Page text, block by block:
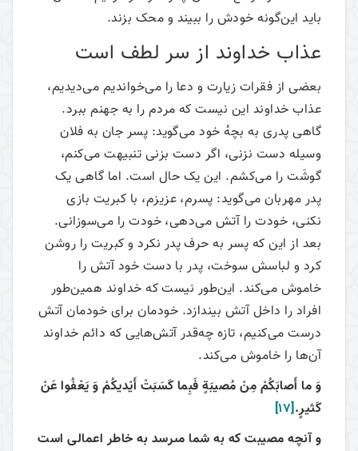
باید این‌گونه خودش را ببیند و محک بزند.
عذاب خداوند از سر لطف است
بعضی از فقرات زیارت و دعا را می‌خواندیم می‌دیدیم،
عذاب خداوند این نیست که مردم را به جهنم ببرد.
گاهی پدری به بچهٔ خود می‌گوید: پسر جان به فلان
وسیله دست نزنی، اگر دست بزنی تنبیهت می‎‌کنم،
گوشَت را می‌کشم. این یک حال است. اما گاهی یک
پدر مهربان می‌گوید: پسرم، عزیزم، با کبریت بازی
نکنی، خودت را آتش می‌دهی، خودت را می‌سوزانی.
بعد از این که پسر به حرف پدر نکرد و کبریت را روشن
کرد و لباسش سوخت، پدر با دست خود آتش را
خاموش می‌کند. این‌طور نیست که خداوند همین‌طور
افراد را داخل آتش بیندازد. خودمان برای خودمان آتش
درست می‌کنیم، تازه چه‌قدر آتش‌هایی که دائم خداوند
آن‌ها را خاموش می‌کند.
وَ ما أَصابَكُمْ مِنْ مُصيبَةٍ فَبِما كَسَبَتْ أَيْديكُمْ وَ يَعْفُوا عَنْ
كَثيرٍ.[17]
و آنچه مصيبت كه به شما مى‏رسد به خاطر اعمالى است